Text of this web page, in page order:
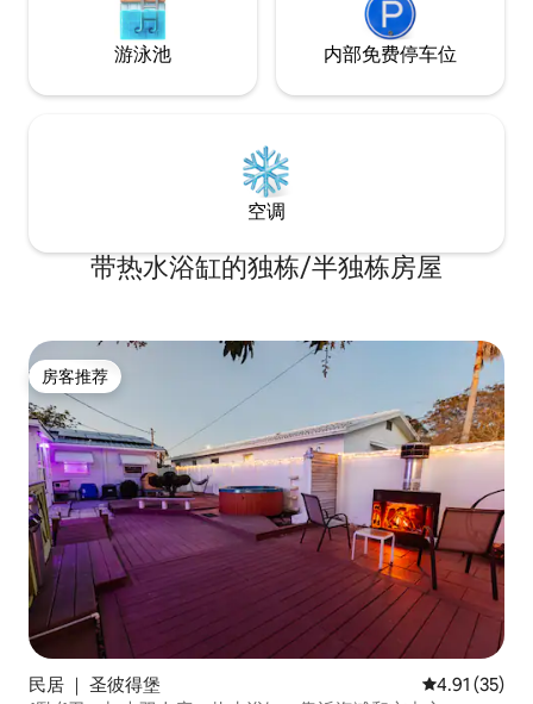
游泳池 内部免费停车位
空调
带热水浴缸的独栋/半独栋房屋
房客推荐
房客推荐
民居 ｜ 圣彼得堡 平均评分
4.91 (35)